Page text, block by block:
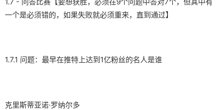
一个是必须错的，如果失败就必须重来，直到通过】
1.7.1 问题：最早在推特上达到1亿粉丝的名人是谁
克里斯蒂亚诺·罗纳尔多